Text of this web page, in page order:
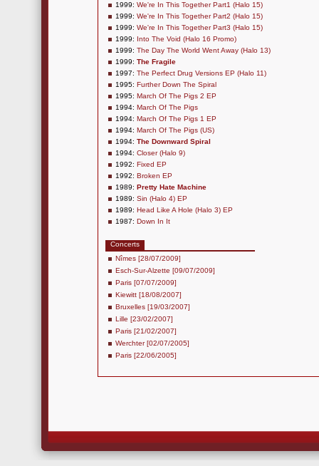
1999: We're In This Together Part1 (Halo 15)
1999: We're In This Together Part2 (Halo 15)
1999: We're In This Together Part3 (Halo 15)
1999: Into The Void (Halo 16 Promo)
1999: The Day The World Went Away (Halo 13)
1999: The Fragile
1997: The Perfect Drug Versions EP (Halo 11)
1995: Further Down The Spiral
1995: March Of The Pigs 2 EP
1994: March Of The Pigs
1994: March Of The Pigs 1 EP
1994: March Of The Pigs (US)
1994: The Downward Spiral
1994: Closer (Halo 9)
1992: Fixed EP
1992: Broken EP
1989: Pretty Hate Machine
1989: Sin (Halo 4) EP
1989: Head Like A Hole (Halo 3) EP
1987: Down In It
Concerts
Nîmes [28/07/2009]
Esch-Sur-Alzette [09/07/2009]
Paris [07/07/2009]
Kiewitt [18/08/2007]
Bruxelles [19/03/2007]
Lille [23/02/2007]
Paris [21/02/2007]
Werchter [02/07/2005]
Paris [22/06/2005]